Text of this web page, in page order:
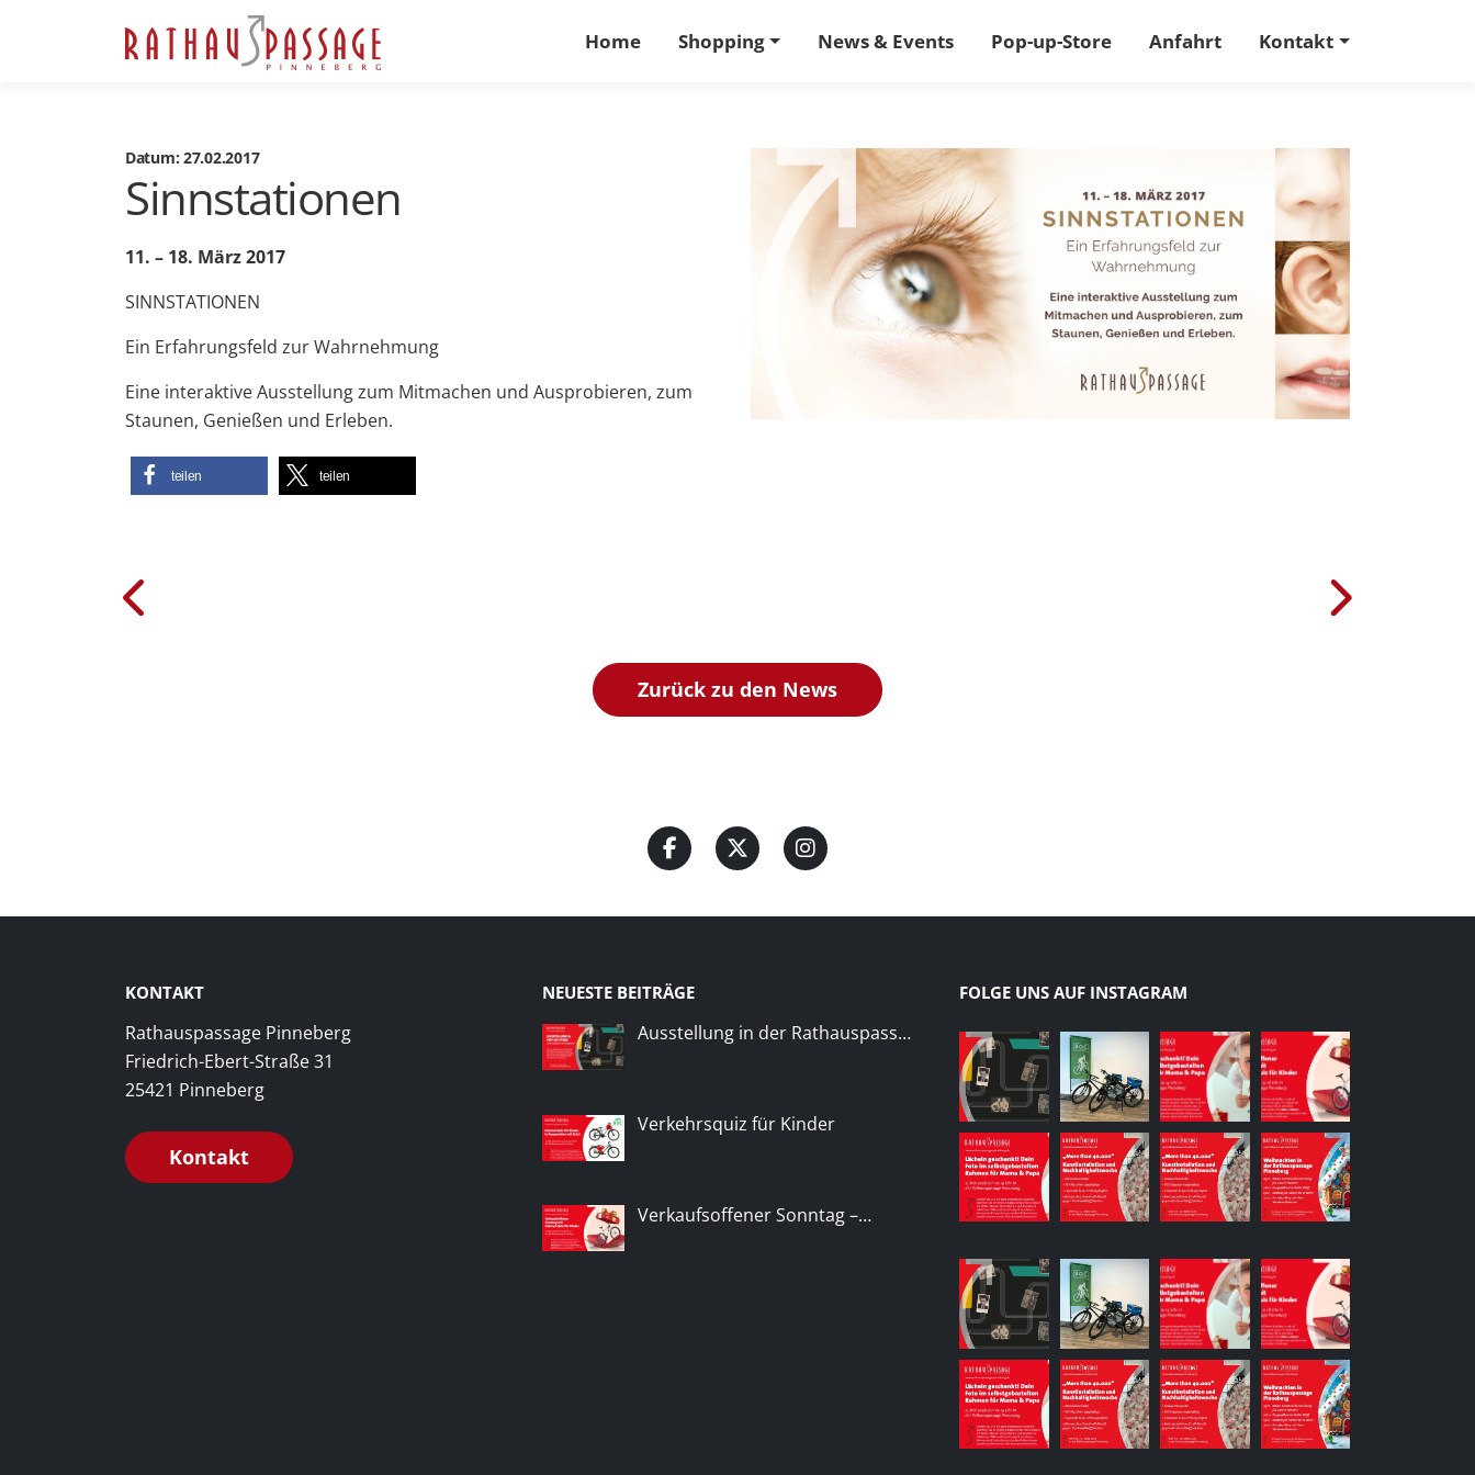
Home Shopping News & Events Pop-up-Store Anfahrt Kontakt
Datum: 27.02.2017
Sinnstationen
11. – 18. März 2017
SINNSTATIONEN
Ein Erfahrungsfeld zur Wahrnehmung
Eine interaktive Ausstellung zum Mitmachen und Ausprobieren, zum
Staunen, Genießen und Erleben.
teilen teilen
Zurück zu den News
KONTAKT
Rathauspassage Pinneberg
Friedrich-Ebert-Straße 31
25421 Pinneberg
Kontakt
NEUESTE BEITRÄGE
Ausstellung in der Rathauspass…
Verkehrsquiz für Kinder
Verkaufsoffener Sonntag –…
FOLGE UNS AUF INSTAGRAM